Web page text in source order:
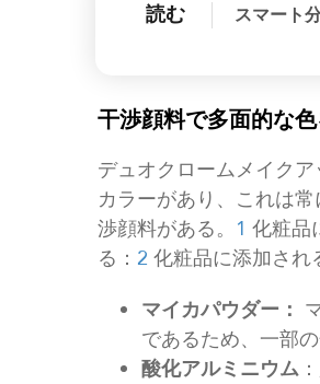
読む スマート
干渉顔料で多面的な
デュオクロームメイク
カラーがあり、これは
渉顔料がある。 1 化粧品
る： 2 化粧品に添加され
マイカパウダー：
であるため、一部
酸化アルミニウム